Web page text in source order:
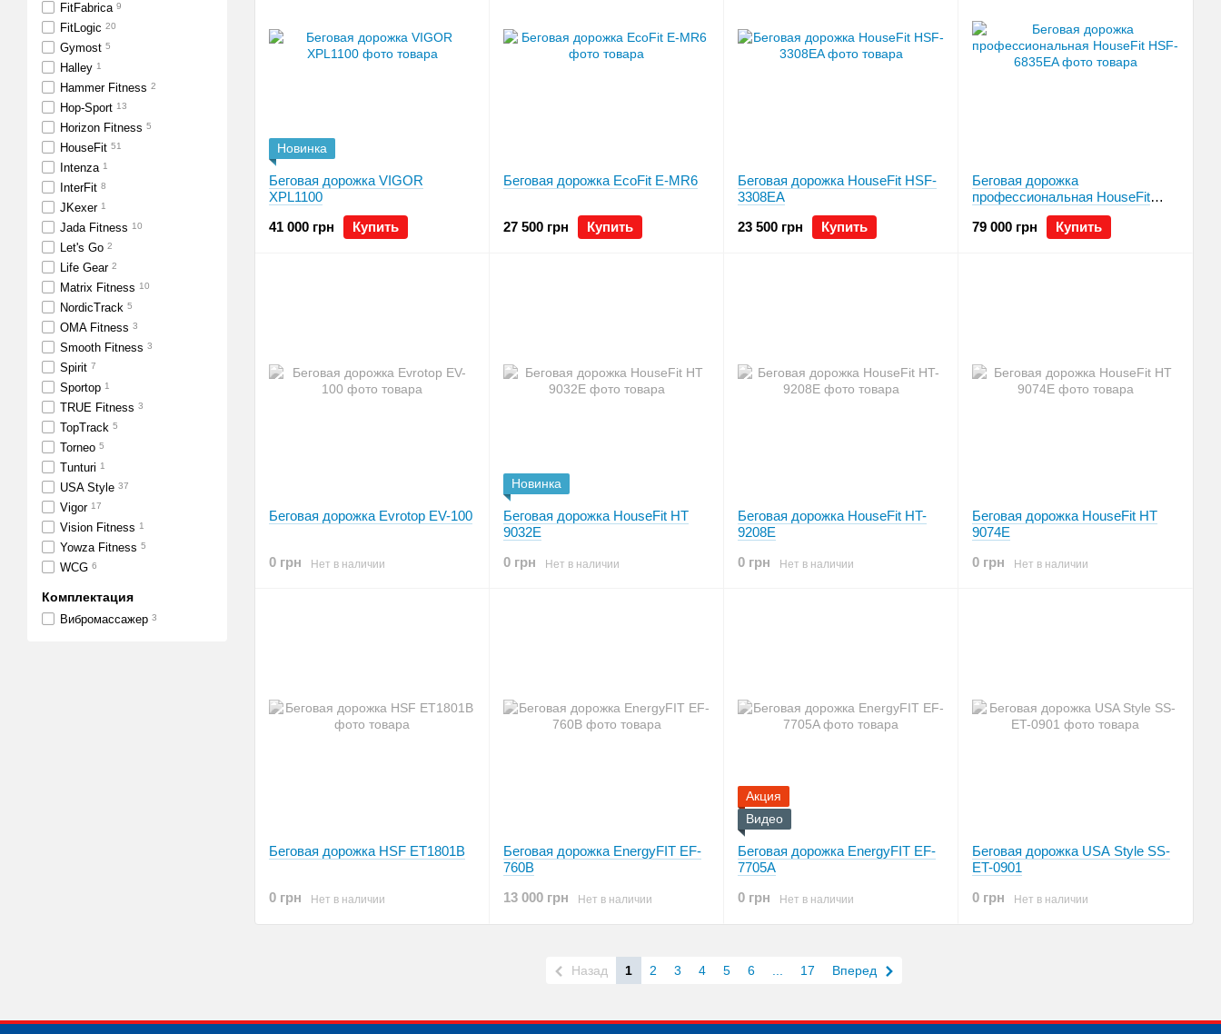
Новинка
Беговая дорожка VIGOR
XPL1100
41 000 грн
Купить
Беговая дорожка EcoFit E-MR6
27 500 грн Купить
Беговая дорожка HouseFit HSF-
3308EA
23 500 грн
Купить
Беговая дорожка
профессиональная HouseFit
HSF-6835EA
79 000 грн
Купить
Беговая дорожка Evrotop EV-100
0 грн Нет в наличии
Новинка
Беговая дорожка HouseFit HТ
9032E
0 грн
Нет в наличии
Беговая дорожка HouseFit HT-
9208E
0 грн
Нет в наличии
Беговая дорожка HouseFit HТ
9074E
0 грн
Нет в наличии
Беговая дорожка HSF ET1801B
0 грн Нет в наличии
Беговая дорожка EnergyFIT EF-
760B
13 000 грн
Нет в наличии
Акция
Видео
Беговая дорожка EnergyFIT EF-
7705A
0 грн
Нет в наличии
Беговая дорожка USA Style SS-
ET-0901
0 грн
Нет в наличии
Назад 1 2 3 4 5 6 17 Вперед
FitFabrica 9
FitLogic 20
Gymost 5
Halley 1
Hammer Fitness 2
Hop-Sport 13
Horizon Fitness 5
HouseFit 51
Intenza 1
InterFit 8
JKexer 1
Jada Fitness 10
Let's Go 2
Life Gear 2
Matrix Fitness 10
NordicTrack 5
OMA Fitness 3
Smooth Fitness 3
Spirit 7
Sportop 1
TRUE Fitness 3
TopTrack 5
Torneo 5
Tunturi 1
USA Style 37
Vigor 17
Vision Fitness 1
Yowza Fitness 5
WCG 6
Комплектация
Вибромассажер 3